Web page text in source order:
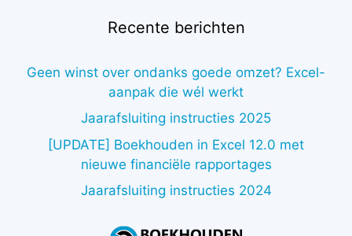
Recente berichten
Geen winst over ondanks goede omzet? Excel-
aanpak die wél werkt
Jaarafsluiting instructies 2025
[UPDATE] Boekhouden in Excel 12.0 met
nieuwe financiële rapportages
Jaarafsluiting instructies 2024